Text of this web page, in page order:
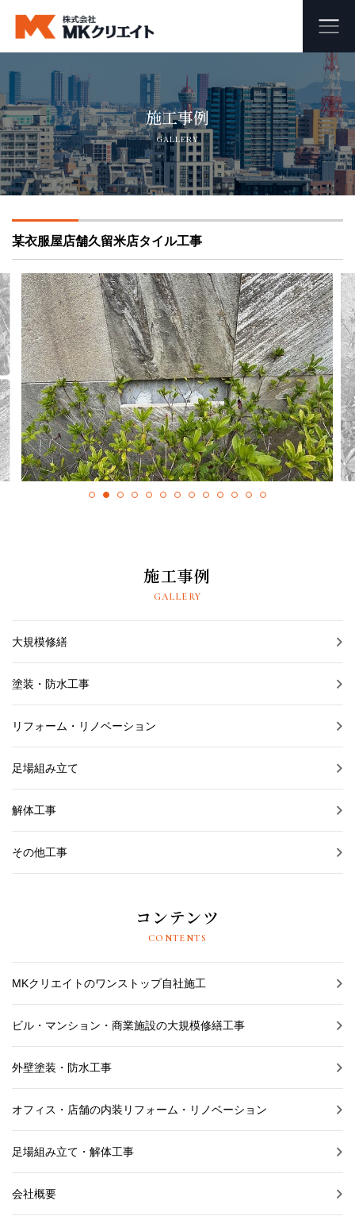
ホーム
MKクリエイトのワンストップ自社施工
ビル・マンション・商業施設の大規模修繕工事
外壁塗装・防水工事
オフィス・店舗の内装リフォーム・リノベーション
足場組み立て・解体工事
会社概要
採用情報
プライバシーポリシー
お問い合わせ
施工事例
GALLERY
某衣服屋店舗久留米店タイル工事
施工事例
GALLERY
大規模修繕
塗装・防水工事
リフォーム・リノベーション
足場組み立て
解体工事
その他工事
コンテンツ
CONTENTS
MKクリエイトのワンストップ自社施工
ビル・マンション・商業施設の大規模修繕工事
外壁塗装・防水工事
オフィス・店舗の内装リフォーム・リノベーション
足場組み立て・解体工事
会社概要